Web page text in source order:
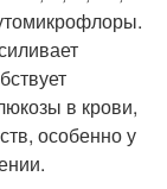
в крови,
особенно у